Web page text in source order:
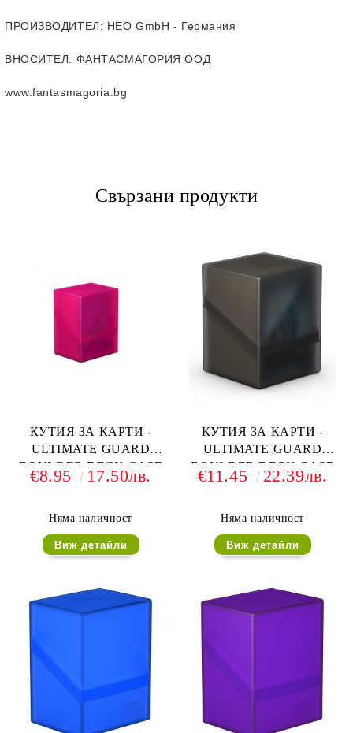
ПРОИЗВОДИТЕЛ: HEO GmbH - Германия
ВНОСИТЕЛ: ФАНТАСМАГОРИЯ ООД
www.fantasmagoria.bg
Свързани продукти
КУТИЯ ЗА КАРТИ -
ULTIMATE GUARD
BOULDER DECK CASE
(за LCG, TCG и др) 80+ -
€8.95 17.50лв.
Няма наличност
Виж детайли
КУТИЯ ЗА КАРТИ -
ULTIMATE GUARD
BOULDER DECK CASE
(за LCG, TCG и др) 100+ -
€11.45 22.39лв.
Няма наличност
Виж детайли